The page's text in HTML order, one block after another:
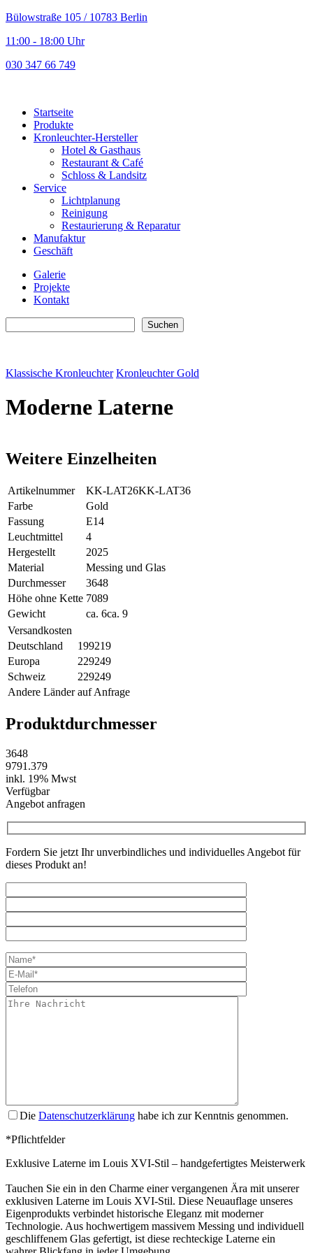
Bülowstraße 105 / 10783 Berlin
11:00 - 18:00 Uhr
030 347 66 749
Startseite
Produkte
Kronleuchter-Hersteller
Hotel & Gasthaus
Restaurant & Café
Schloss & Landsitz
Service
Lichtplanung
Reinigung
Restaurierung & Reparatur
Manufaktur
Geschäft
Galerie
Projekte
Kontakt
Suchen
Klassische Kronleuchter Kronleuchter Gold
Moderne Laterne
Weitere Einzelheiten
Artikelnummer KK-LAT26KK-LAT36
Farbe
Gold
Fassung
E14
Leuchtmittel
4
Hergestellt
2025
Material
Messing und Glas
Durchmesser
3648
Höhe ohne Kette 7089
Gewicht
ca. 6ca. 9
Versandkosten
Deutschland
199219
Europa
229249
Schweiz
229249
Andere Länder auf Anfrage
Produktdurchmesser
3648
9791.379
inkl. 19% Mwst
Verfügbar
Angebot anfragen
Fordern Sie jetzt Ihr unverbindliches und individuelles Angebot für
dieses Produkt an!
Die Datenschutzerklärung habe ich zur Kenntnis genommen.
*Pflichtfelder
Exklusive Laterne im Louis XVI-Stil – handgefertigtes Meisterwerk
Tauchen Sie ein in den Charme einer vergangenen Ära mit unserer
exklusiven Laterne im Louis XVI-Stil. Diese Neuauflage unseres
Eigenprodukts verbindet historische Eleganz mit moderner
Technologie. Aus hochwertigem massivem Messing und individuell
geschliffenem Glas gefertigt, ist diese rechteckige Laterne ein